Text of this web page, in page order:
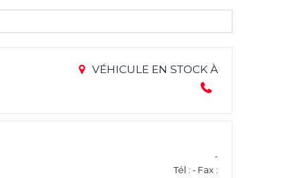
VÉHICULE EN STOCK À
-
Tél : - Fax :